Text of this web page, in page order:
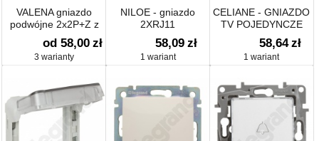
VALENA gniazdo
podwójne 2x2P+Z z
przesłonami
od 58,00 zł
3 warianty
NILOE - gniazdo
2XRJ11
58,09 zł
1 wariant
CELIANE - GNIAZDO
TV POJEDYNCZE
58,64 zł
1 wariant